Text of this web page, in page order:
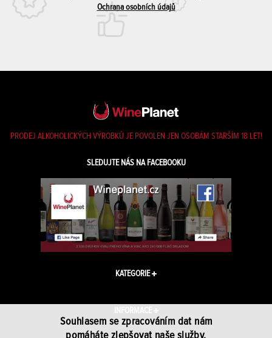
Ochrana osobních údajů
PRODEJ ALKOHOLICKÝCH VÝROBKŮ JE POVOLEN JEN OSOBÁM STARŠÍM 18 LET!
SLEDUJTE NÁS NA FACEBOOKU
KATEGORIE
INFORMACE
Souhlasem se zpracováním dat nám
pomáháte zlepšovat naše služby.